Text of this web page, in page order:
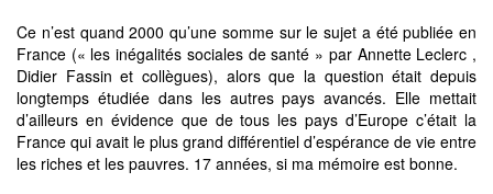
Ce n’est quand 2000 qu’une somme sur le sujet a été publiée en
France (« les inégalités sociales de santé » par Annette Leclerc ,
Didier Fassin et collègues), alors que la question était depuis
longtemps étudiée dans les autres pays avancés. Elle mettait
d’ailleurs en évidence que de tous les pays d’Europe c’était la
France qui avait le plus grand différentiel d’espérance de vie entre
les riches et les pauvres. 17 années, si ma mémoire est bonne.